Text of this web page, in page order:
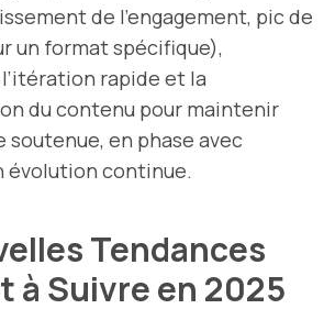
de l’engagement, pic de
un format spécifique),
rapide et la
du contenu pour maintenir
soutenue, en phase avec
évolution continue.
Tendances
à Suivre en 2025